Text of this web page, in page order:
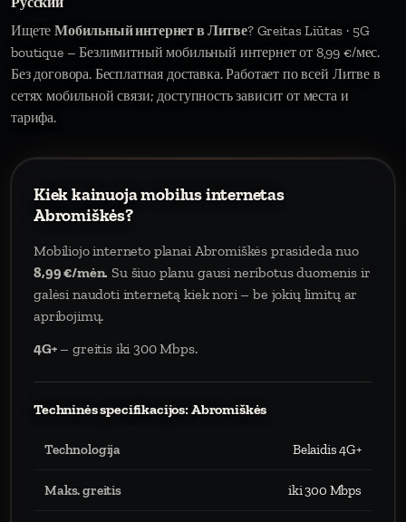
ИщетеМобильный интернет в Литве? Greitas Liūtas · 5G
boutique – Безлимитный мобильный интернет от 8,99 €/мес.
Без договора. Бесплатная доставка. Работает по всей Литве в
сетях мобильной связи; доступность зависит от места и
тарифа.
Kiek kainuoja mobilus internetas
Abromiškės?
Mobiliojo interneto planai Abromiškės prasideda nuo
8,99 €/mėn. Su šiuo planu gausi neribotus duomenis ir
galėsi naudoti internetą kiek nori – be jokių limitų ar
apribojimų.
4G+– greitis iki 300 Mbps.
Techninės specifikacijos: Abromiškės
Technologija Belaidis 4G+
Maks. greitis iki 300 Mbps